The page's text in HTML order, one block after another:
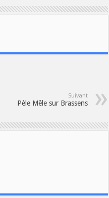
Suivant
Pèle Mêle sur Brassens